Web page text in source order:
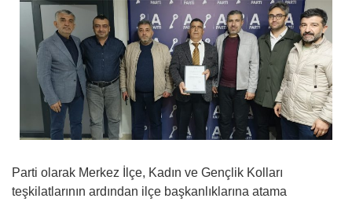
Parti olarak Merkez İlçe, Kadın ve Gençlik Kolları
teşkilatlarının ardından ilçe başkanlıklarına atama